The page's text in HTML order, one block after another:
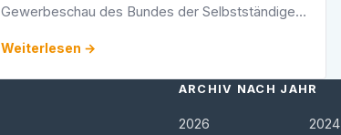
Gewerbeschau des Bundes der Selbstständigen
Weiterlesen →
ARCHIV NACH JAHR
2026
2024